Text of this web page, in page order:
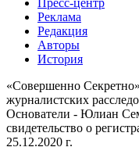
Реклама
Редакция
Авторы
История
«Совершенно
журналистских
Основатели - Юлиан
свидетельство о
25.12.2020 г.